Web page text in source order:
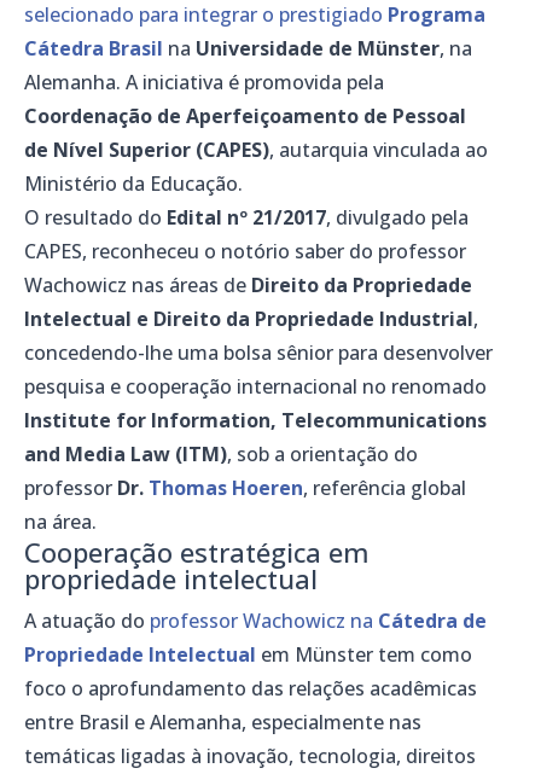
selecionado para integrar o prestigiado Programa
Cátedra Brasil na Universidade de Münster, na
Alemanha. A iniciativa é promovida pela
Coordenação de Aperfeiçoamento de Pessoal
de Nível Superior (CAPES), autarquia vinculada ao
Ministério da Educação.
O resultado do Edital nº 21/2017, divulgado pela
CAPES, reconheceu o notório saber do professor
Wachowicz nas áreas de Direito da Propriedade
Intelectual e Direito da Propriedade Industrial,
concedendo-lhe uma bolsa sênior para desenvolver
pesquisa e cooperação internacional no renomado
Institute for Information, Telecommunications
and Media Law (ITM), sob a orientação do
professor Dr. Thomas Hoeren, referência global
na área.
Cooperação estratégica em
propriedade intelectual
A atuação do professor Wachowicz na Cátedra de
Propriedade Intelectual em Münster tem como
foco o aprofundamento das relações acadêmicas
entre Brasil e Alemanha, especialmente nas
temáticas ligadas à inovação, tecnologia, direitos